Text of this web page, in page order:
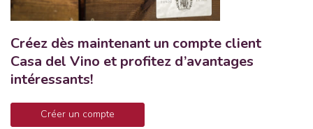
Créez dès maintenant un compte client
Casa del Vino et profitez d’avantages
intéressants!
Créer un compte